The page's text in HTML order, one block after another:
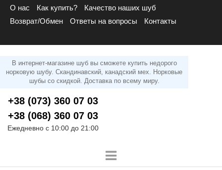
О нас Как купить?
Качество наших шуб
Возврат/Обмен
Ответы на вопросы Контакты
В интернет-магазине шуб вы сможете купить недорого
норковую шубу. Скандинавский, канадский мех. Норковые
шубы со скидкой. Доставка по всему миру.
+38 (073) 360 07 03
+38 (068) 360 07 03
Ежедневно с 10:00 до 21:00